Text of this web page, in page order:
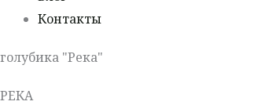
Контакты
голубика "Река"
РЕКА